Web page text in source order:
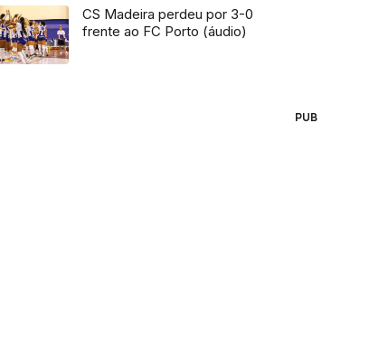
CS Madeira perdeu por 3-0
frente ao FC Porto (áudio)
PUB